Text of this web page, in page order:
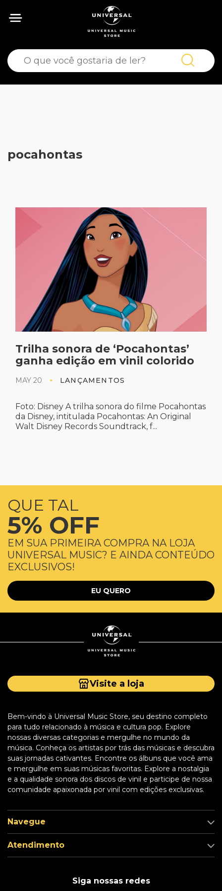
pocahontas
Trilha sonora de ‘Pocahontas’
ganha edição em vinil colorido
MAY 20 LANÇAMENTOS
Foto: Disney A trilha sonora do filme Pocahontas
da Disney, intitulada Pocahontas: An Original
Walt Disney Records Soundtrack, f...
QUE TAL
5% OFF
EM SUA PRIMEIRA COMPRA NA LOJA
UNIVERSAL MUSIC? E AINDA CONTEÚDO
EXCLUSIVOS!
EU QUERO
Visite a loja
Bem-vindo à Universal Music Store, seu destino completo
para tudo relacionado à música e cultura pop. Explore
nossas diversas categorias e mergulhe no mundo da
música. Conheça os artistas por trás das músicas e descubra
suas jornadas cativantes. Encontre os álbuns que você ama
e mergulhe em suas músicas favoritas. Explore a nostalgia
e a qualidade sonora dos discos de vinil e participe de nossa
comunidade apaixonada por vinil com edições exclusivas.
Navegue
Atendimento
Siga nossas redes